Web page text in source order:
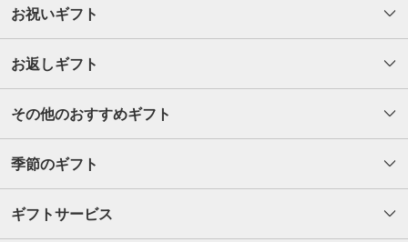
お祝いギフト
お返しギフト
その他のおすすめギフト
季節のギフト
ギフトサービス